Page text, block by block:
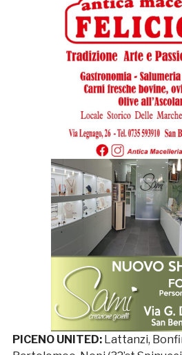
PICENO UNITED: Lattanzi,